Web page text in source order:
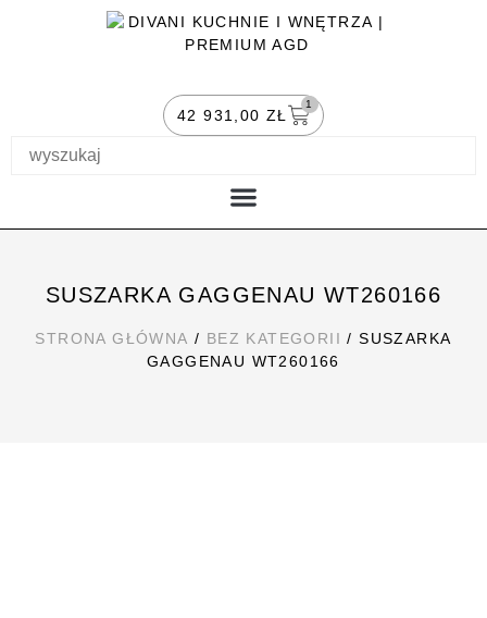
42 931,00ZŁ
1
SUSZARKA GAGGENAU WT260166
STRONA GŁÓWNA / BEZ KATEGORII / SUSZARKA
GAGGENAU WT260166